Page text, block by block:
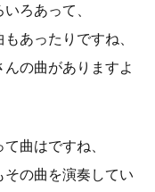
ろあって、
あったりですね、
の曲がありますよ
曲はですね、
の曲を演奏してい